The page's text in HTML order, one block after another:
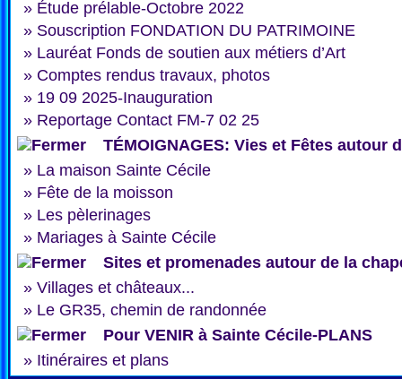
» Étude prélable-Octobre 2022
» Souscription FONDATION DU PATRIMOINE
» Lauréat Fonds de soutien aux métiers d’Art
» Comptes rendus travaux, photos
» 19 09 2025-Inauguration
» Reportage Contact FM-7 02 25
TÉMOIGNAGES: Vies et Fêtes autour
» La maison Sainte Cécile
» Fête de la moisson
» Les pèlerinages
» Mariages à Sainte Cécile
Sites et promenades autour de la
» Villages et châteaux...
» Le GR35, chemin de randonnée
Pour VENIR à Sainte Cécile-PLANS
» Itinéraires et plans